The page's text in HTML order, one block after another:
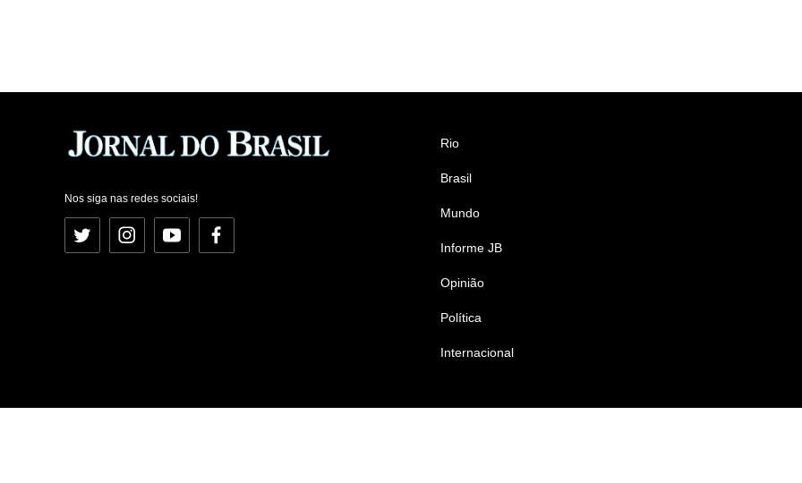
Nos siga nas redes sociais!
Twitter InstagramYouTubeFacebook
Rio
Brasil
Mundo
Informe JB
Opinião
Política
Internacional